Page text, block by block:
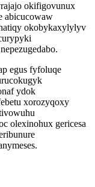
okifigovunux
abicucowaw
okobykaxylylyv
egus fyfoluqe
ydok
xorozyqoxy
olexinohux gericesa